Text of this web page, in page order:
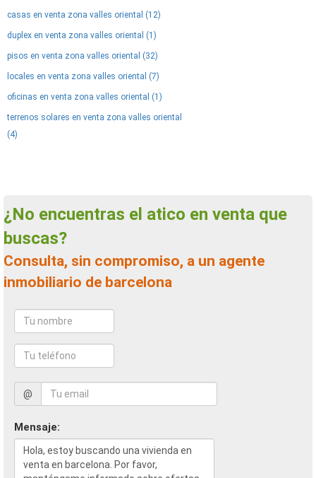
casas en venta zona valles oriental (12)
duplex en venta zona valles oriental (1)
pisos en venta zona valles oriental (32)
locales en venta zona valles oriental (7)
oficinas en venta zona valles oriental (1)
terrenos solares en venta zona valles oriental
(4)
¿No encuentras el atico en venta que
buscas?
Consulta, sin compromiso, a un agente
inmobiliario de barcelona
@
Mensaje: